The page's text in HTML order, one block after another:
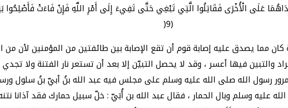
عَلَى الْأُخْرَى فَقَاتِلُوا الَّتِي تَبْغِي حَتَّى تَفِيءَ إِلَى أَمْرِ اللَّهِ فَإِنْ فَاءَتْ
(9(
كان مما يصدق عليه إصابة قوم أن تقع الإصابة بين طائفتين من المؤمنين لأن من
والتبين فيها أعسر ، وقد لا يحصل التبيّن إلا بعد أن تستعر نار الفتنة ولا تجدي
رسول الله صلى الله عليه وسلم على مجلس فيه عبد الله بنُ أبيّ بنُ سلول
عليه وسلم وبال الحمار ، فقال عبد الله بن أُبَيّ : خلّ سبيل حمارك فقد آذانا